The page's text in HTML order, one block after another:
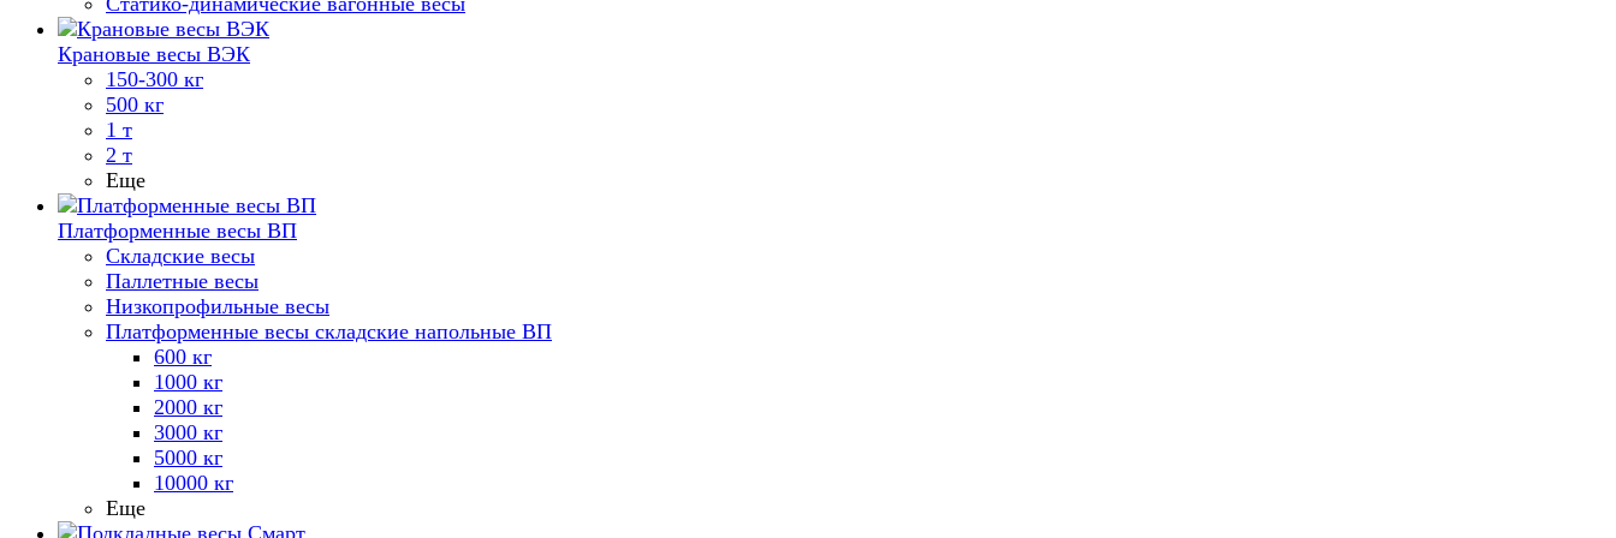
Крановые весы ВЭК
150-300 кг
500 кг
1 т
2 т
Еще
Платформенные весы ВП
Складские весы
Паллетные весы
Низкопрофильные весы
Платформенные весы складские напольные ВП
600 кг
1000 кг
2000 кг
3000 кг
5000 кг
10000 кг
Еще